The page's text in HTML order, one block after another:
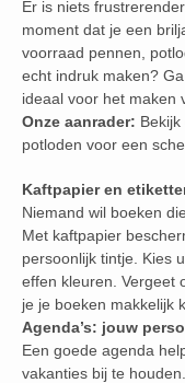
Er is niets
moment dat je een
voorraad pennen,
echt indruk maken?
ideaal voor het maken
Onze aanrader:
potloden voor een
Kaftpapier en
Niemand wil boeken
Met kaftpapier
persoonlijk tintje. Kies
effen kleuren. Vergeet
je je boeken makkelijk
Agenda’s: jouw
Een goede agenda
vakanties bij te